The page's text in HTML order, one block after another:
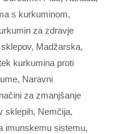
s kurkuminom,
za zdravje
, Madžarska,
kurkumina proti
, Naravni
za zmanjšanje
sklepih, Nemčija,
imunskemu sistemu,